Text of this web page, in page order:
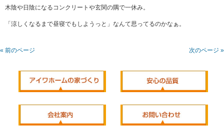
木陰や日陰になるコンクリートや玄関の隅で一休み。
「涼しくなるまで昼寝でもしようっと」なんて思ってるのかなぁ。
« 前のページ 次のページ »